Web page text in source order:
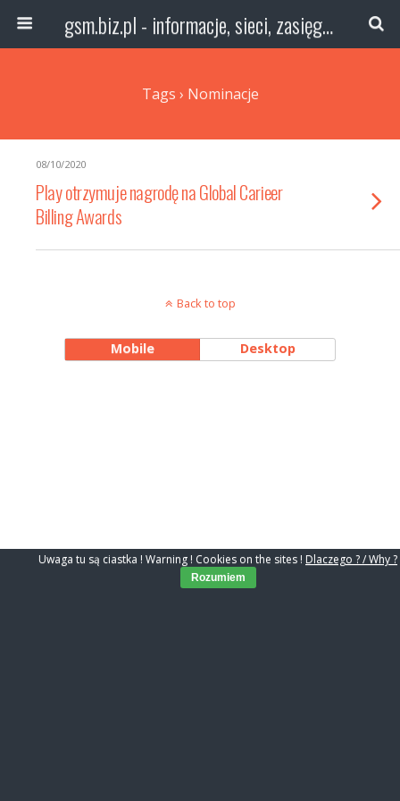
gsm.biz.pl - informacje, sieci, zasięg technologie
Tags › Nominacje
08/10/2020
Play otrzymuje nagrodę na Global Carieer
Billing Awards
Back to top
Mobile Desktop
Uwaga tu są ciastka ! Warning ! Cookies on the sites ! Dlaczego ? / Why ?
Rozumiem